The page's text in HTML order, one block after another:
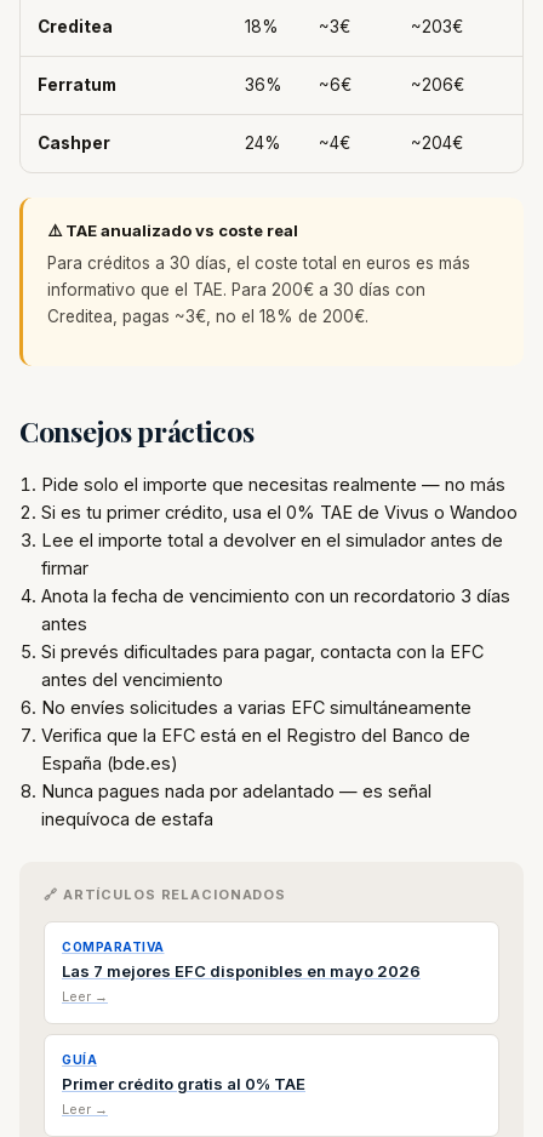
Creditea 18% ~3€ ~203€
Ferratum 36% ~6€ ~206€
Cashper 24% ~4€ ~204€
⚠️ TAE anualizado vs coste real
Para créditos a 30 días, el coste total en euros es más
informativo que el TAE. Para 200€ a 30 días con
Creditea, pagas ~3€, no el 18% de 200€.
Consejos prácticos
Pide solo el importe que necesitas realmente — no más
Si es tu primer crédito, usa el 0% TAE de Vivus o Wandoo
Lee el importe total a devolver en el simulador antes de
firmar
Anota la fecha de vencimiento con un recordatorio 3 días
antes
Si prevés dificultades para pagar, contacta con la EFC
antes del vencimiento
No envíes solicitudes a varias EFC simultáneamente
Verifica que la EFC está en el Registro del Banco de
España (bde.es)
Nunca pagues nada por adelantado — es señal
inequívoca de estafa
🔗 ARTÍCULOS RELACIONADOS
COMPARATIVA
Las 7 mejores EFC disponibles en mayo 2026
Leer →
GUÍA
Primer crédito gratis al 0% TAE
Leer →